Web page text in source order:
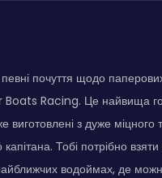
певні почуття щодо
Racing. Це найвища
виготовлені з дуже
Тобі потрібно
водоймах, де